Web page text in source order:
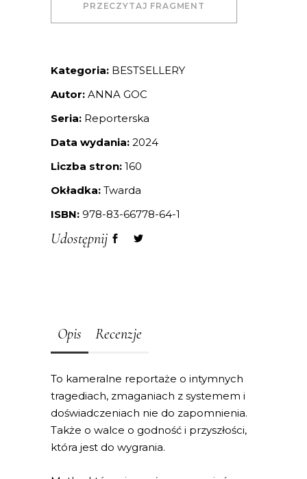
PRZECZYTAJ FRAGMENT
Kategoria: BESTSELLERY
Autor: ANNA GOC
Seria: Reporterska
Data wydania: 2024
Liczba stron: 160
Okładka: Twarda
ISBN: 978-83-66778-64-1
Udostępnij
Opis Recenzje
To kameralne reportaże o intymnych
tragediach, zmaganiach z systemem i
doświadczeniach nie do zapomnienia.
Także o walce o godność i przyszłości,
która jest do wygrania.